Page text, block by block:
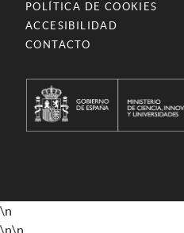
POLÍTICA DE COOKIES
ACCESIBILIDAD
CONTACTO
\n
\n\n